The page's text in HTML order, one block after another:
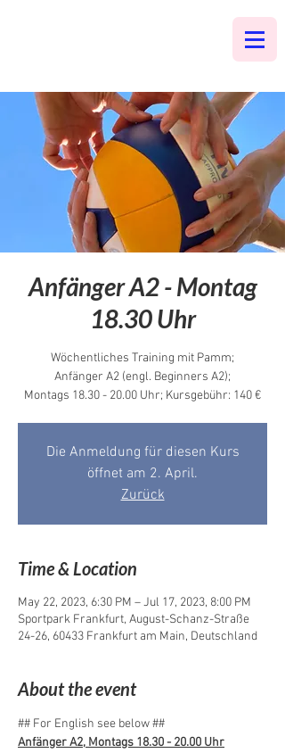
Anfänger A2 - Montag
18.30 Uhr
Wöchentliches Training mit Pamm;
Anfänger A2 (engl. Beginners A2);
Die Anmeldung für diesen Kurs
öffnet am 2. April.
Zurück
Time & Location
May 22, 2023, 6:30 PM – Jul 17, 2023, 8:00 PM
Sportpark Frankfurt, August-Schanz-Straße
24-26, 60433 Frankfurt am Main, Deutschland
About the event
## For English see below ##
Anfänger A2, Montags 18.30 - 20.00 Uhr